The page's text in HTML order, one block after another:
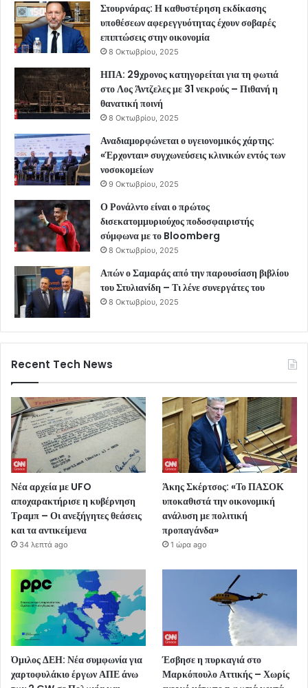
Στουρνάρας: Η καθυστέρηση εκδίκασης
υποθέσεων αφερεγγυότητας έχουν σοβαρές
επιπτώσεις στην οικονομία
8 Οκτωβρίου, 2025
ΗΠΑ: 29χρονος κατηγορείται για τη φωτιά
στο Λος Άντζελες με 31 νεκρούς – Πιθανή η
θανατική ποινή
8 Οκτωβρίου, 2025
Αναδιαμορφώνεται ο υγειονομικός χάρτης:
«Έρχονται» συγχωνεύσεις κλινικών εντός των
νοσοκομείων
9 Οκτωβρίου, 2025
Ο Ρονάλντο είναι ο πρώτος
δισεκατομμυριούχος ποδοσφαιριστής
σύμφωνα με το Bloomberg
8 Οκτωβρίου, 2025
Απών ο Σαμαράς από την παρουσίαση βιβλίου
του Στυλιανίδη – Τι λένε συνεργάτες του
8 Οκτωβρίου, 2025
Recent Tech News
Νέα αρχεία με UFO
αποχαρακτήρισε η κυβέρνηση
Τραμπ – Οι ανεξήγητες θεάσεις
και τα αντικείμενα
34 λεπτά ago
Άκης Σκέρτσος: «Το ΠΑΣΟΚ
υποκαθιστά την οικονομική
ανάλυση με πολιτική
προπαγάνδα»
1 ώρα ago
Όμιλος ΔΕΗ: Νέα συμφωνία για
χαρτοφυλάκιο έργων ΑΠΕ άνω
Έσβησε η πυρκαγιά στο
Μαρκόπουλο Αττικής – Χωρίς